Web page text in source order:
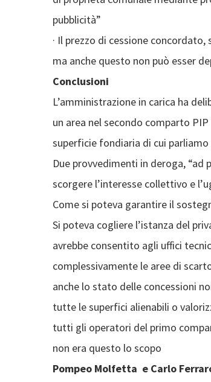
pubblicità”
· Il prezzo di cessione
ma anche questo non può esser
Conclusioni
L’amministrazione in carica ha
un area nel secondo comparto
superficie fondiaria di cui
Due provvedimenti in deroga, “ad
scorgere l’interesse collettivo e
Come si poteva garantire il
Si poteva cogliere l’istanza del
avrebbe consentito agli uffici
complessivamente le aree di
anche lo stato delle concessioni
tutte le superfici alienabili o
tutti gli operatori del primo
non era questo lo scopo
Pompeo Molfetta e Carlo